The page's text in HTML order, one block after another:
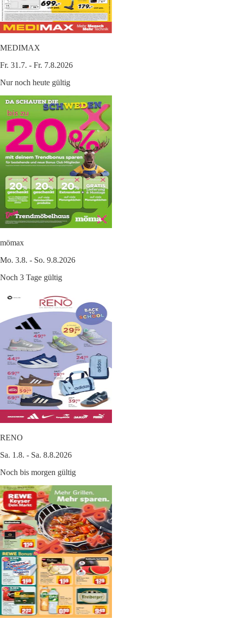
MEDIMAX
Fr. 31.7. - Fr. 7.8.2026
Nur noch heute gültig
mömax
Mo. 3.8. - So. 9.8.2026
Noch 3 Tage gültig
RENO
Sa. 1.8. - Sa. 8.8.2026
Noch bis morgen gültig